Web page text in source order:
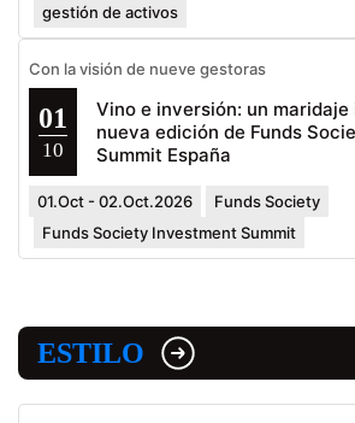
gestión de activos
Con la visión de nueve gestoras
01
10
Vino e inversión: un
nueva edición de Funds
Summit España
01.Oct - 02.Oct.2026
Funds Society
Funds Society Investment Summit
ESTILO